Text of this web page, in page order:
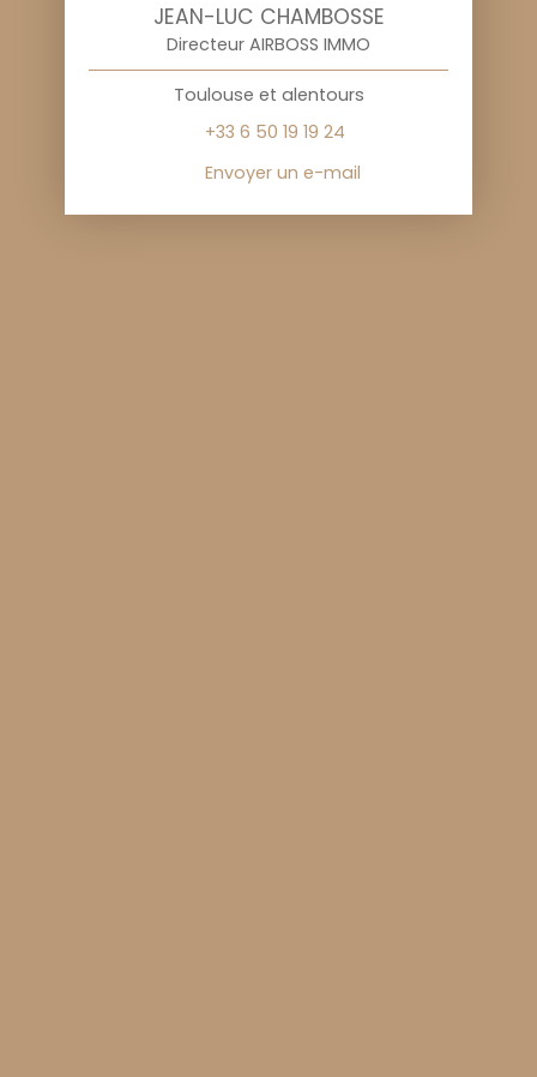
JEAN-LUC CHAMBOSSE
Directeur AIRBOSS IMMO
Toulouse et alentours
+33 6 50 19 19 24
Envoyer un e-mail